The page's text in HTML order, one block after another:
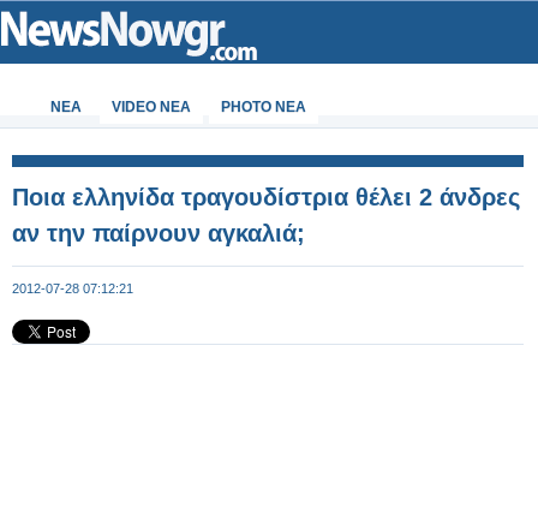
ΝΕΑ VIDEO NEA PHOTO NEA
Ποια ελληνίδα τραγουδίστρια θέλει 2 άνδρες
αν την παίρνουν αγκαλιά;
2012-07-28 07:12:21